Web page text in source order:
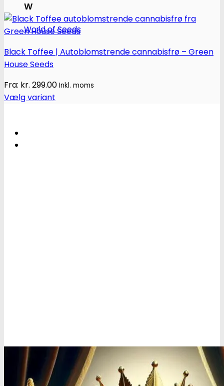
W
World of Seeds
Oplev ALLe vores
brands lige her
Black Toffee | Autoblomstrende cannabisfrø – Green
House Seeds
Fra: kr. 299.00 Inkl. moms
Vælg variant
har
flere